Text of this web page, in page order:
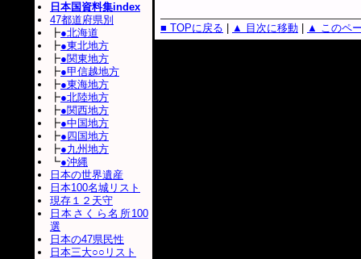
■ TOPに戻る ▲ 目次に移動 ▲ このペ
日本国資料集index
47都道府県別
┣●北海道
┣●東北地方
┣●関東地方
┣●甲信越地方
┣●東海地方
┣●北陸地方
┣●関西地方
┣●中国地方
┣●四国地方
┣●九州地方
┗●沖縄
日本の世界遺産
日本100名城リスト
現存１２天守
日本さくら名所100
選
日本の47県民性
日本三大○○リスト